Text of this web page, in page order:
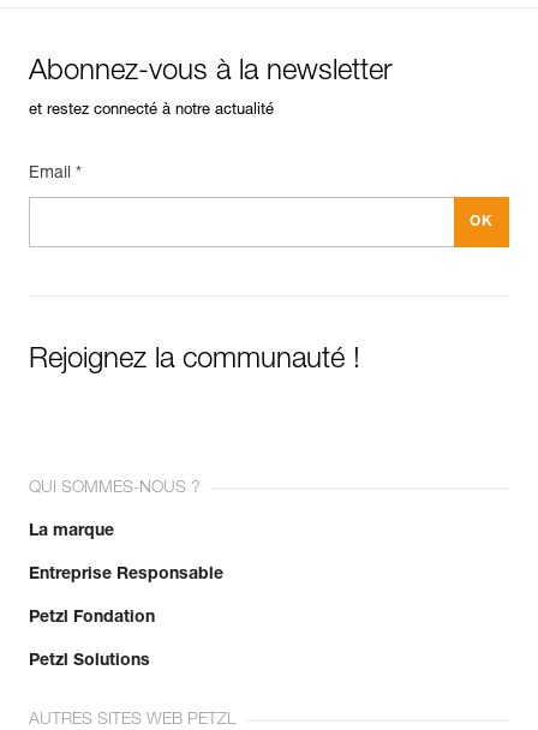
Abonnez-vous à la newsletter
et restez connecté à notre actualité
Email *
Rejoignez la communauté !
QUI SOMMES-NOUS ?
La marque
Entreprise Responsable
Petzl Fondation
Petzl Solutions
AUTRES SITES WEB PETZL